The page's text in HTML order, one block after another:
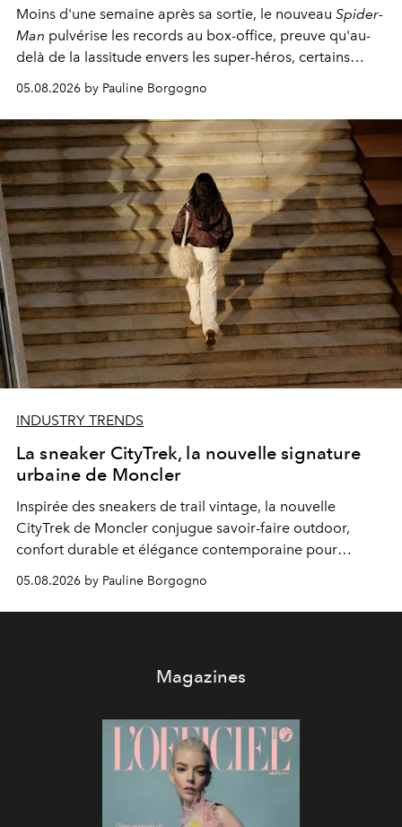
Moins d'une semaine après sa sortie, le nouveau Spider-
Man pulvérise les records au box-office, preuve qu'au-
delà de la lassitude envers les super-héros, certains
personnages continuent de susciter une ferveur intacte.
05.08.2026 by Pauline Borgogno
INDUSTRY TRENDS
La sneaker CityTrek, la nouvelle signature
urbaine de Moncler
Inspirée des sneakers de trail vintage, la nouvelle
CityTrek de Moncler conjugue savoir-faire outdoor,
confort durable et élégance contemporaine pour
accompagner les explorations du quotidien.
05.08.2026 by Pauline Borgogno
Magazines